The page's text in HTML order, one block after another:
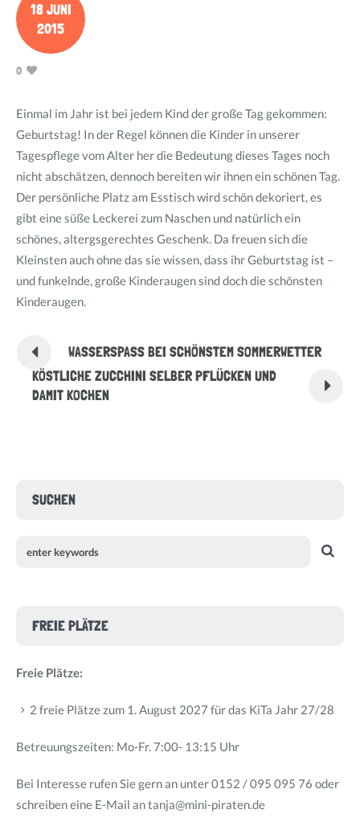
18 JUNI
2015
0
Einmal im Jahr ist bei jedem Kind der große Tag gekommen:
Geburtstag! In der Regel können die Kinder in unserer
Tagespflege vom Alter her die Bedeutung dieses Tages noch
nicht abschätzen, dennoch bereiten wir ihnen ein schönen Tag.
Der persönliche Platz am Esstisch wird schön dekoriert, es
gibt eine süße Leckerei zum Naschen und natürlich ein
schönes, altergsgerechtes Geschenk. Da freuen sich die
Kleinsten auch ohne das sie wissen, dass ihr Geburtstag ist –
und funkelnde, große Kinderaugen sind doch die schönsten
Kinderaugen.
WASSERSPASS BEI SCHÖNSTEM SOMMERWETTER
KÖSTLICHE ZUCCHINI SELBER PFLÜCKEN UND
DAMIT KOCHEN
SUCHEN
FREIE PLÄTZE
Freie Plätze:
2 freie Plätze zum 1. August 2027 für das KiTa Jahr 27/28
Betreuungszeiten: Mo-Fr. 7:00- 13:15 Uhr
Bei Interesse rufen Sie gern an unter 0152 / 095 095 76 oder
schreiben eine E-Mail an tanja@mini-piraten.de